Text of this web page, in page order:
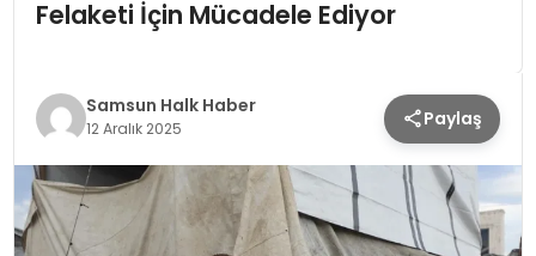
MAGAZIN
SIYASET
SPOR
Felaketi İçin Mücadele Ediyor
Samsun Halk Haber
12 Aralık 2025 Paylaş